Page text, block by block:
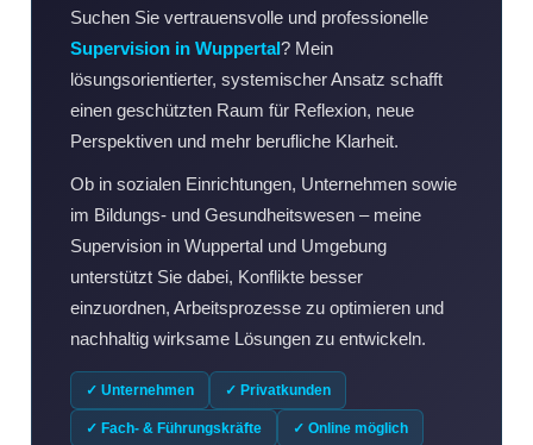
Suchen Sie vertrauensvolle und professionelle
Supervision in Wuppertal? Mein
lösungsorientierter, systemischer Ansatz schafft
einen geschützten Raum für Reflexion, neue
Perspektiven und mehr berufliche Klarheit.
Ob in sozialen Einrichtungen, Unternehmen sowie
im Bildungs- und Gesundheitswesen – meine
Supervision in Wuppertal und Umgebung
unterstützt Sie dabei, Konflikte besser
einzuordnen, Arbeitsprozesse zu optimieren und
nachhaltig wirksame Lösungen zu entwickeln.
✓ Unternehmen ✓ Privatkunden
✓ Fach- & Führungskräfte ✓ Online möglich